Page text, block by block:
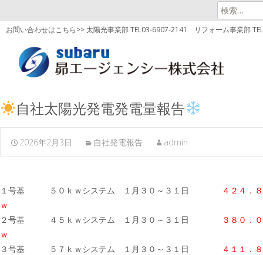
検
索:
お問い合わせはこちら>> 太陽光事業部 TEL03-6907-2141 リフォーム事業部
自社太陽光発電発電量報告
2026年2月3日 自社発電報告 admin
１号基 ５０ｋｗシステム １月３０～３１日
４２４．
ｗ
２号基 ４５ｋｗシステム １月３０～３１日
３８０．
ｗ
３号基 ５７ｋｗシステム １月３０～３１日
４１１．